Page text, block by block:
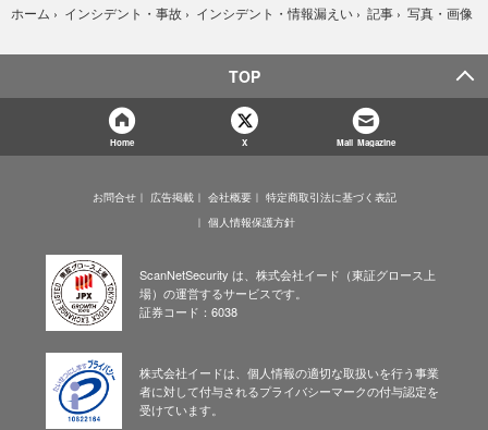
ホーム › インシデント・事故 › インシデント・情報漏えい › 記事 › 写真・画像
TOP
Home X Mail Magazine
お問合せ 広告掲載 会社概要
特定商取引法に基づく表記
個人情報保護方針
ScanNetSecurity は、株式会社イード（東証グロース上
場）の運営するサービスです。
証券コード：6038
株式会社イードは、個人情報の適切な取扱いを行う事業
者に対して付与されるプライバシーマークの付与認定を
受けています。